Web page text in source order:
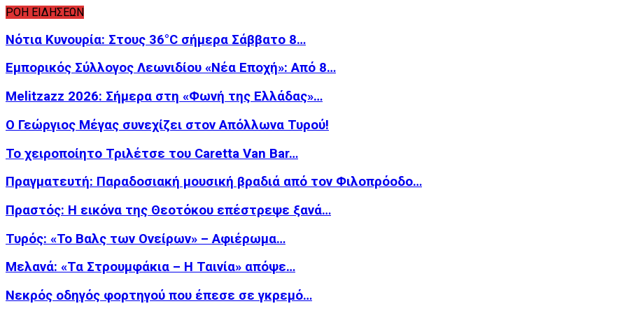
ΡΟΗ ΕΙΔΗΣΕΩΝ
Νότια Κυνουρία: Στους 36°C σήμερα Σάββατο 8…
Εμπορικός Σύλλογος Λεωνιδίου «Νέα Εποχή»: Από 8…
Melitzazz 2026: Σήμερα στη «Φωνή της Ελλάδας»…
Ο Γεώργιος Μέγας συνεχίζει στον Απόλλωνα Τυρού!
Το χειροποίητο Τριλέτσε του Caretta Van Bar…
Πραγματευτή: Παραδοσιακή μουσική βραδιά από τον Φιλοπρόοδο…
Πραστός: Η εικόνα της Θεοτόκου επέστρεψε ξανά…
Τυρός: «Το Βαλς των Ονείρων» – Αφιέρωμα…
Μελανά: «Τα Στρουμφάκια – Η Ταινία» απόψε…
Νεκρός οδηγός φορτηγού που έπεσε σε γκρεμό…